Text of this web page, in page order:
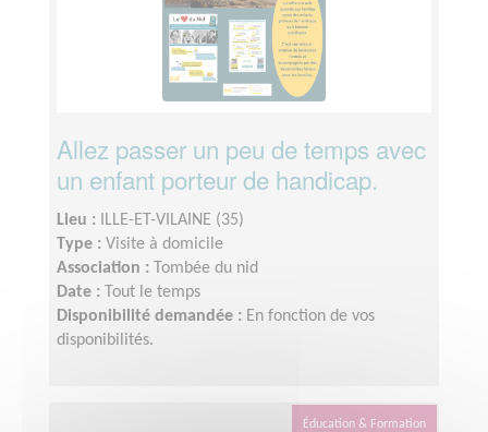
Allez passer un peu de temps avec
un enfant porteur de handicap.
Lieu :
ILLE-ET-VILAINE (35)
Type : Visite à domicile
Association :
Tombée du nid
Date :
Tout le temps
Disponibilité demandée : En fonction de vos
disponibilités.
Éducation & Formation